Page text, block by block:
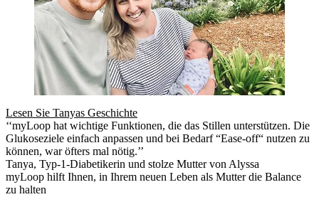
Lesen Sie Tanyas Geschichte
‘‘myLoop hat wichtige Funktionen, die das Stillen unterstützen. Die
Glukoseziele einfach anpassen und bei Bedarf “Ease-off“ nutzen zu
können, war öfters mal nötig.’’
Tanya, Typ-1-Diabetikerin und stolze Mutter von Alyssa
myLoop hilft Ihnen, in Ihrem neuen Leben als Mutter die Balance
zu halten